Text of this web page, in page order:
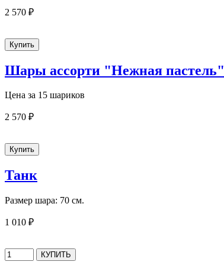
2 570 ₽
Шары ассорти "Нежная пастель"
Цена за 15 шариков
2 570 ₽
Танк
Размер шара: 70 см.
1 010 ₽